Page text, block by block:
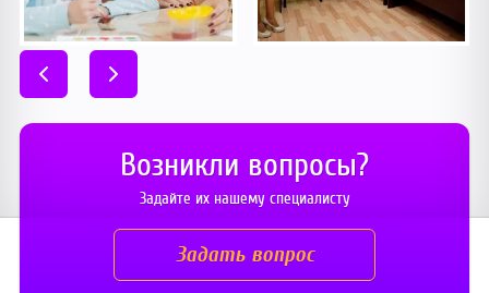
Возникли вопросы?
Задайте их нашему специалисту
Задать вопрос